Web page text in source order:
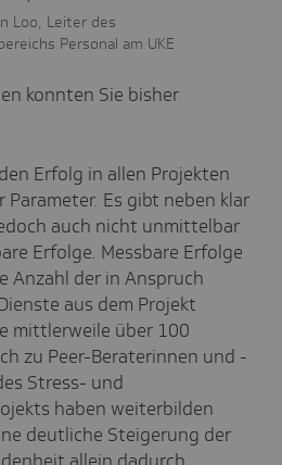
Loo, Leiter des
Personal am UKE
konnten Sie bisher
Erfolg in allen Projekten
Parameter. Es gibt neben klar
auch nicht unmittelbar
Erfolge. Messbare Erfolge
Anzahl der in Anspruch
aus dem Projekt
mittlerweile über 100
zu Peer-Beraterinnen und -
Stress- und
haben weiterbilden
deutliche Steigerung der